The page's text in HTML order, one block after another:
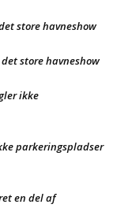
store havneshow
store havneshow
ikke
parkeringspladser
en del af